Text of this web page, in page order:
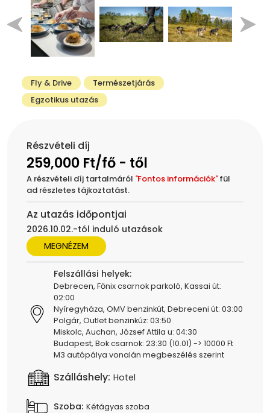
Fly & Drive
Természetjárás
Egzotikus utazás
Részvételi díj
259,000 Ft/fő - től
A részvételi díj tartalmáról "Fontos információk"fül
ad részletes tájkoztatást.
Az utazás időpontjai
2026.10.02.-tól induló utazások
MEGNÉZEM
Felszállási helyek:
Debrecen, Főnix csarnok parkoló, Kassai út:
02:00
Nyíregyháza, OMV benzinkút, Debreceni út: 03:00
Polgár, Outlet benzinkúz: 03:50
Miskolc, Auchan, József Attila u: 04:30
Budapest, Bok csarnok: 23:30 (10.01) -> 10000 Ft
M3 autópálya vonalán megbeszélés szerint
Szálláshely: Hotel
Szoba: Kétágyas szoba